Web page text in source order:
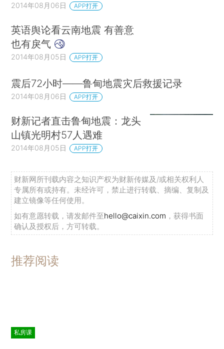
2014年08月06日 APP打开
英语舆论看云南地震 有善意
也有戾气
2014年08月05日 APP打开
震后72小时——鲁甸地震灾后救援记录
2014年08月06日 APP打开
财新记者直击鲁甸地震：龙头
山镇光明村57人遇难
2014年08月05日 APP打开
财新网所刊载内容之知识产权为财新传媒及/或相关权利人
专属所有或持有。未经许可，禁止进行转载、摘编、复制及
建立镜像等任何使用。
如有意愿转载，请发邮件至hello@caixin.com ，获得书面
确认及授权后，方可转载。
推荐阅读
私房课